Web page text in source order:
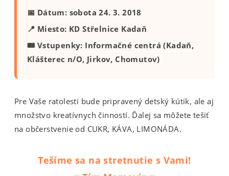
📅 Dátum: sobota 24. 3. 2018
📍 Miesto: KD Střelnice Kadaň
🎟 Vstupenky: Informačné centrá (Kadaň,
Klášterec n/O, Jirkov, Chomutov)
Pre Vaše ratolesti bude pripravený detský kútik, ale aj
množstvo kreatívnych činností. Ďalej sa môžete tešiť
na občerstvenie od CUKR, KÁVA, LIMONÁDA.
Tešíme sa na stretnutie s Vami!